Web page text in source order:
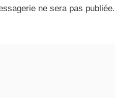
ne sera pas publiée.